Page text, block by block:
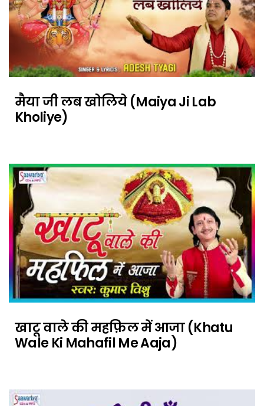
मैया जी लब खोलिये (Maiya Ji Lab
Kholiye)
खाटू वाले की महफ़िल में आजा (Khatu
Wale Ki Mahafil Me Aaja)